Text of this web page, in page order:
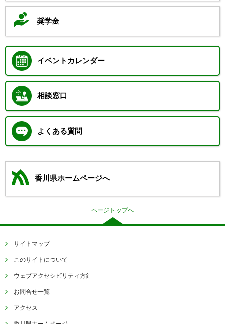
奨学金
イベントカレンダー
相談窓口
よくある質問
香川県ホームページへ
ページトップへ
サイトマップ
このサイトについて
ウェブアクセシビリティ方針
お問合せ一覧
アクセス